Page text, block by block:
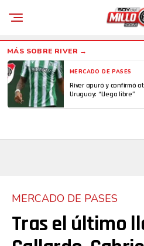
MERCADO DE PASES
River apuró y confirmó
Uruguay: “Llega libre”
MERCADO DE PASES
Tras el último